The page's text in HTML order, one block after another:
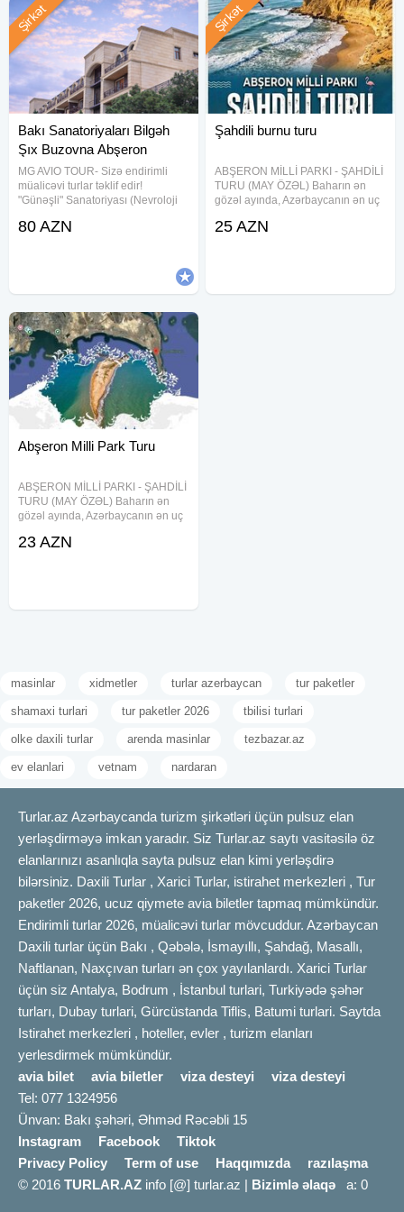
Nərimanov-Metroparkın qarşısı.
*Tura toplanış:* 08:00
*Turun bitmə vaxtı:* 19:00-20:00 arası.
Bakı Sanatoriyaları Bilgəh
Şıx Buzovna Abşeron
MG AVIO TOUR- Sizə endirimli
müalicəvi turlar təklif edir!
"Günəşli" Sanatoriyası (Nevroloji
"Bilgəh" Sanatoriyası (Kardioloji
Şirkət
80 AZN
Şahdili burnu turu
ABŞERON MİLLİ PARKI - ŞAHDİLİ
TURU (MAY ÖZƏL) Baharın ən
gözəl ayında, Azərbaycanın ən uç
Xəritəmizin *"Qartal dimdiyi"* də
Şirkət
25 AZN
Abşeron Milli Park Turu
ABŞERON MİLLİ PARKI - ŞAHDİLİ
TURU (MAY ÖZƏL) Baharın ən
gözəl ayında, Azərbaycanın ən uç
Xəritəmizin *"Qartal dimdiyi"* də
23 AZN
masinlar xidmetler turlar azerbaycan tur paketler
shamaxi turlari tur paketler 2026 tbilisi turlari
olke daxili turlar arenda masinlar tezbazar.az
ev elanlari vetnam nardaran
Turlar.az Azərbaycanda turizm şirkətləri üçün pulsuz elan
yerləşdirməyə imkan yaradır. Siz Turlar.az saytı vasitəsilə öz
elanlarınızı asanlıqla sayta pulsuz elan kimi yerləşdirə
bilərsiniz. Daxili Turlar , Xarici Turlar, istirahet merkezleri , Tur
paketler 2026, ucuz qiymete avia biletler tapmaq mümkündür.
Endirimli turlar 2026, müalicəvi turlar mövcuddur. Azərbaycan
Daxili turlar üçün Bakı , Qəbələ, İsmayıllı, Şahdağ, Masallı,
Naftlanan, Naxçıvan turları ən çox yayılanlardı. Xarici Turlar
üçün siz Antalya, Bodrum , İstanbul turlari, Turkiyədə şəhər
turları, Dubay turlari, Gürcüstanda Tiflis, Batumi turlari. Saytda
Istirahet merkezleri , hoteller, evler , turizm elanları
yerlesdirmek mümkündür.
avia bilet
avia biletler viza desteyi
viza desteyi
Tel: 077 1324956
Ünvan: Bakı şəhəri, Əhməd Rəcəbli 15
Instagram
Facebook
Tiktok
Privacy Policy
Term of use Haqqımızda
razılaşma
© 2016 TURLAR.AZ info [@] turlar.az | Bizimlə əlaqə a: 0